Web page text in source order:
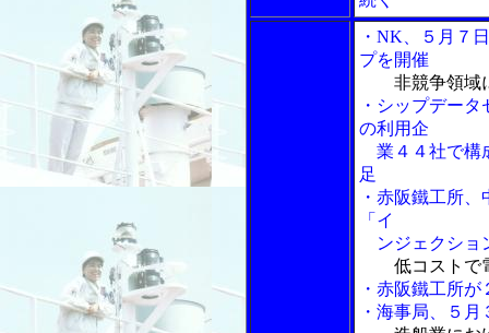
・NK、５月７
プを開催
非競争領域
・シップデー
の利用企
業４４社で構
足
・赤阪鐵工所
「イ
ンジェクショ
低コストで
・赤阪鐵工所
・海事局、５